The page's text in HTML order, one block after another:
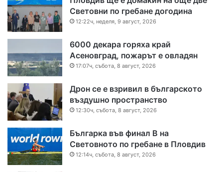
Световни по гребане догодина
12:22ч, неделя, 9 август, 2026
6000 декара горяха край
Асеновград, пожарът е овладян
17:07ч, събота, 8 август, 2026
Дрон се е взривил в българското
въздушно пространство
12:30ч, събота, 8 август, 2026
Българка във финал B на
Световното по гребане в Пловдив
12:14ч, събота, 8 август, 2026